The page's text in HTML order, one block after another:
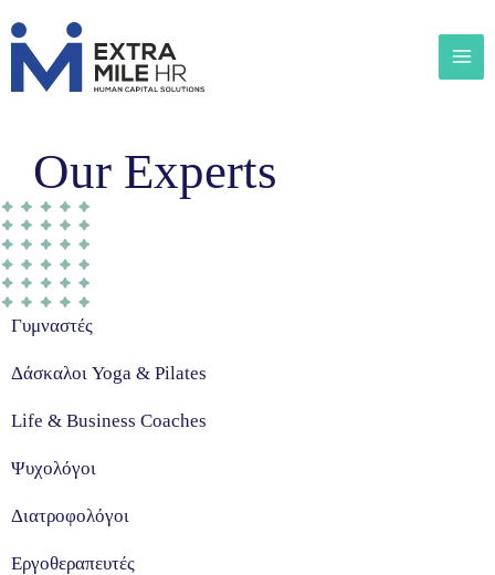
Our Experts
Γυμναστές
Δάσκαλοι Yoga & Pilates
Life & Business Coaches
Ψυχολόγοι
Διατροφολόγοι
Εργοθεραπευτές